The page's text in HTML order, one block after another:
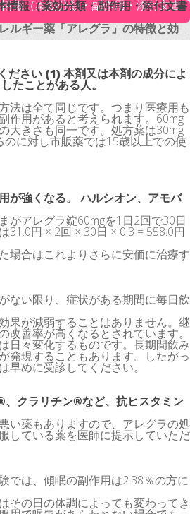
報（薬効分類・副作用・添付文書
ルギー薬「アレグラ」の特徴と効
ださい (1) 本剤又は本剤の成分によ
たことがある人。
法は全て同じです。つまり医療用も
作用があると考えられます。60mg
大きさも同一です。処方薬は30mg
に対し市販薬では15歳以上での使
が強くなる。 ハルシオン、アモバ
がアレグラ錠60mgを1日2回で30日
31.0円 × 2回 × 30日 × 0.3 = 558.0円
場合はこれよりさらに安価に治療す
ない限り、症状がある期間に毎日飲
果が減弱することはありません。継
改善率が高くなるとされています。
日々変化するものです。長期間飲み
発現することもあります。したがっ
早めに受診してください。
クラリチン®など、抗ヒスタミン
い薬もありますので、アレグラの処
している薬を医師に提示していただ
では、傾眠の副作用は2.38％の方に
その日の体調によっても変わってき
報（薬効分類・副作用・添付文書
ルギー薬「アレグラ」の特徴と効